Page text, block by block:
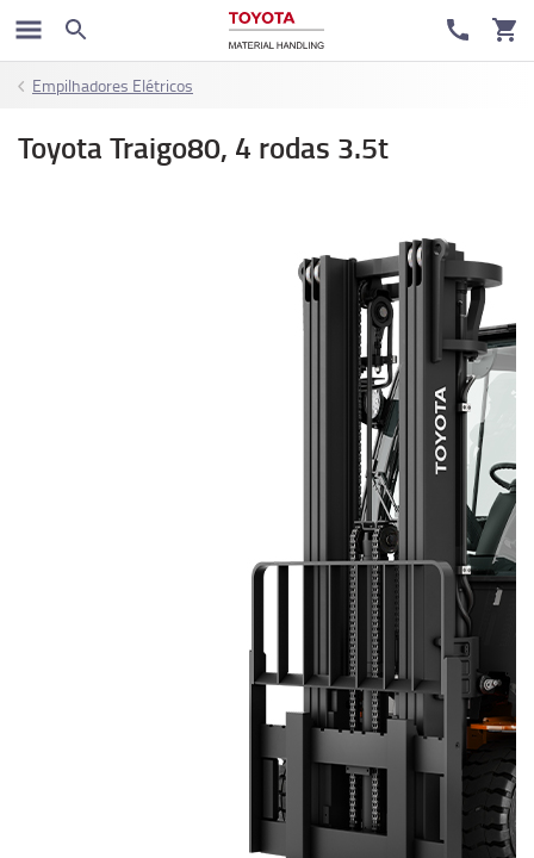
Empilhadores Elétricos
Toyota Traigo80, 4 rodas 3.5t